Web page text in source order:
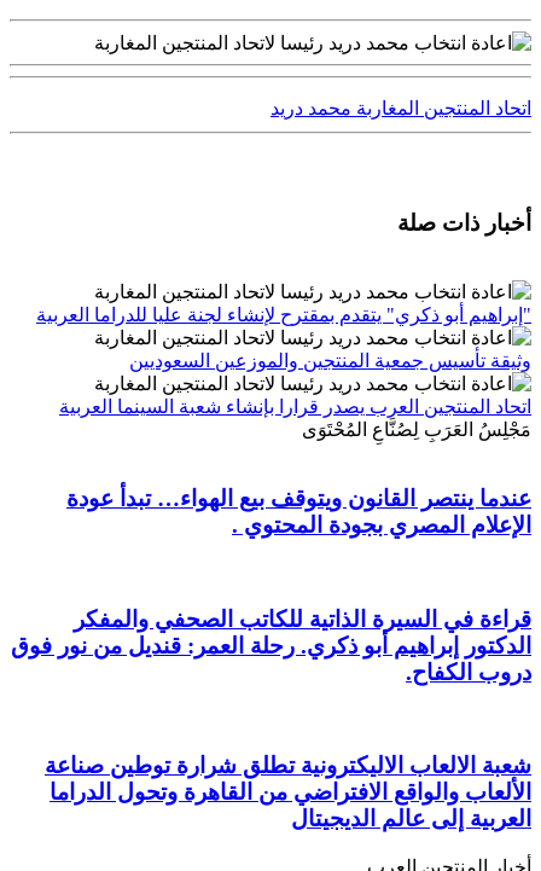
اتحاد المنتجين المغاربة محمد دريد
أخبار ذات صلة
"إبراهيم أبو ذكري" يتقدم بمقترح لإنشاء لجنة عليا للدراما العربية
وثيقة تأسيس جمعية المنتجين والموزعين السعوديين
اتحاد المنتجين العرب يصدر قرارا بإنشاء شعبة السينما العربية
مَجْلِسُ العَرَبِ لِصُنَّاعِ المُحْتَوَى
عندما ينتصر القانون ويتوقف بيع الهواء… تبدأ عودة
الإعلام المصري بجودة المحتوي .
قراءة في السيرة الذاتية للكاتب الصحفي والمفكر
الدكتور إبراهيم أبو ذكري. رحلة العمر: قنديل من نور فوق
دروب الكفاح.
شعبة الالعاب الاليكترونية تطلق شرارة توطين صناعة
الألعاب والواقع الافتراضي من القاهرة وتحول الدراما
العربية إلى عالم الديجيتال
أخبار المنتجين العرب